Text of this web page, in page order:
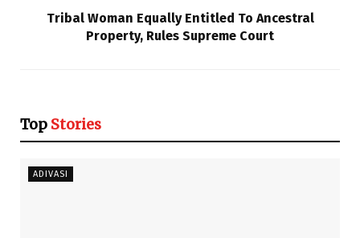
Tribal Woman Equally Entitled To Ancestral
Property, Rules Supreme Court
Top Stories
ADIVASI